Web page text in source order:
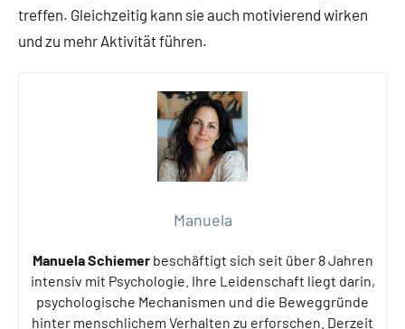
treffen. Gleichzeitig kann sie auch motivierend wirken
und zu mehr Aktivität führen.
Manuela
Manuela Schiemerbeschäftigt sich seit über 8 Jahren
intensiv mit Psychologie. Ihre Leidenschaft liegt darin,
psychologische Mechanismen und die Beweggründe
hinter menschlichem Verhalten zu erforschen. Derzeit